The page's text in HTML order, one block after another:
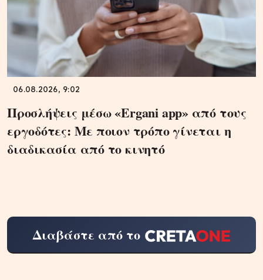
06.08.2026, 9:02
Προσλήψεις μέσω «Ergani app» από τους
εργοδότες: Με ποιον τρόπο γίνεται η
διαδικασία από το κινητό
Διαβάστε από το